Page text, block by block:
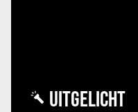
UITGELICHT